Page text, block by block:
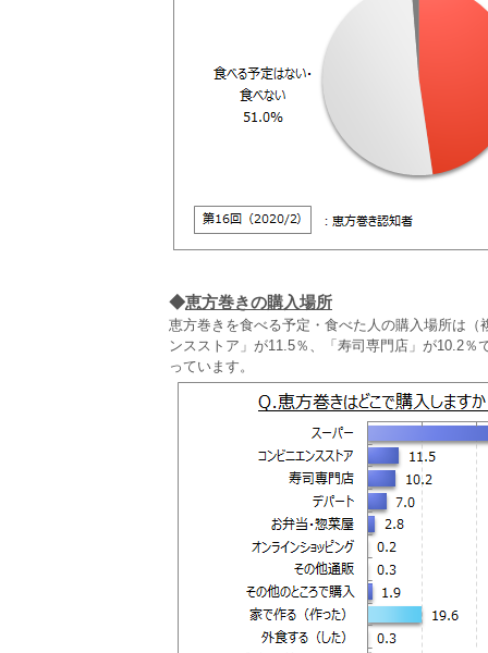
◆恵方巻きの購入場所
恵方巻きを食べる予定・食べた人の購入場所は
ンスストア」が11.5％、「寿司専門店」が10.2
っています。